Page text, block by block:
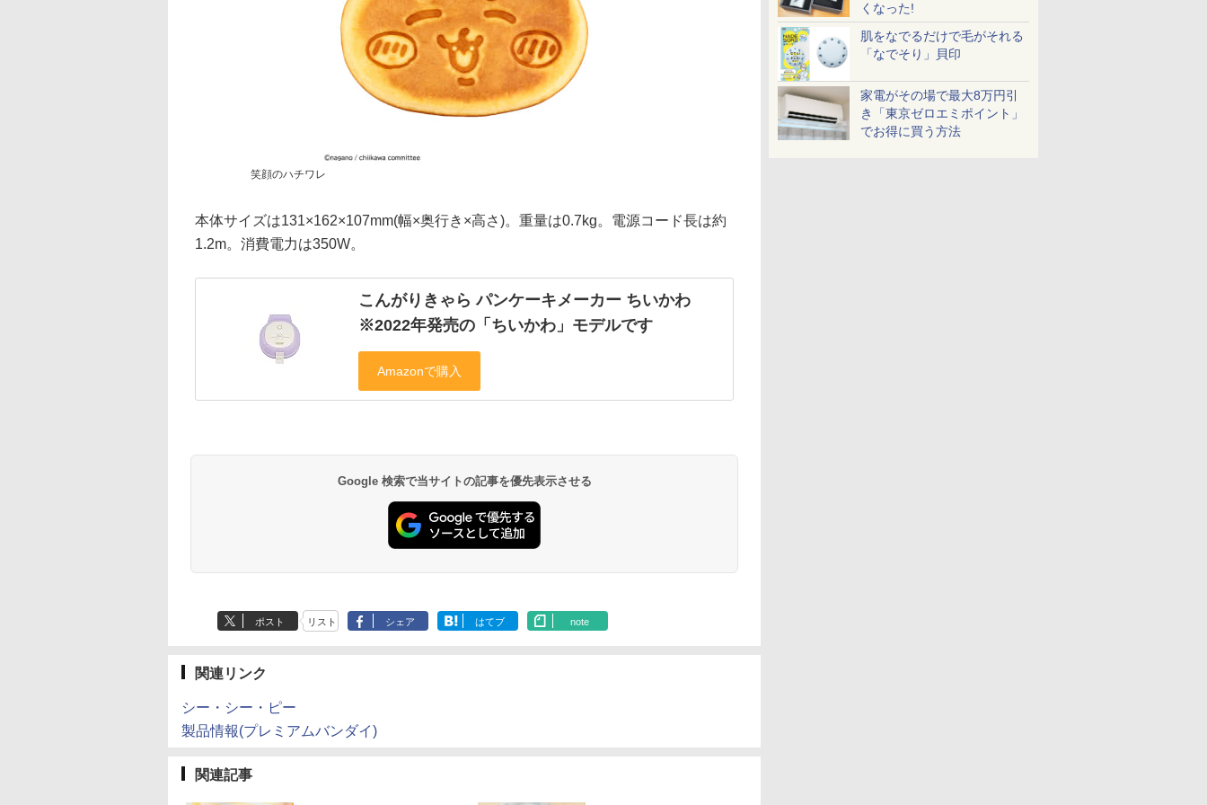
くなった!
肌をなでるだけで毛がそれる
「なでそり」貝印
家電がその場で最大8万円引
き「東京ゼロエミポイント」
でお得に買う方法
笑顔のハチワレ
本体サイズは131×162×107mm(幅×奥行き×高さ)。重量は0.7kg。電源コード長は約
1.2m。消費電力は350W。
こんがりきゃら パンケーキメーカー ちいかわ
※2022年発売の「ちいかわ」モデルです
Google 検索で当サイトの記事を優先表示させる
ポスト リスト シェア はてブ note
関連リンク
シー・シー・ピー
製品情報(プレミアムバンダイ)
関連記事